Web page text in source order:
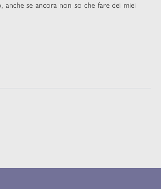
anche se ancora non so che fare dei miei